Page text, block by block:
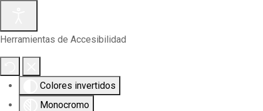
Herramientas de Accesibilidad
Colores invertidos
Monocromo